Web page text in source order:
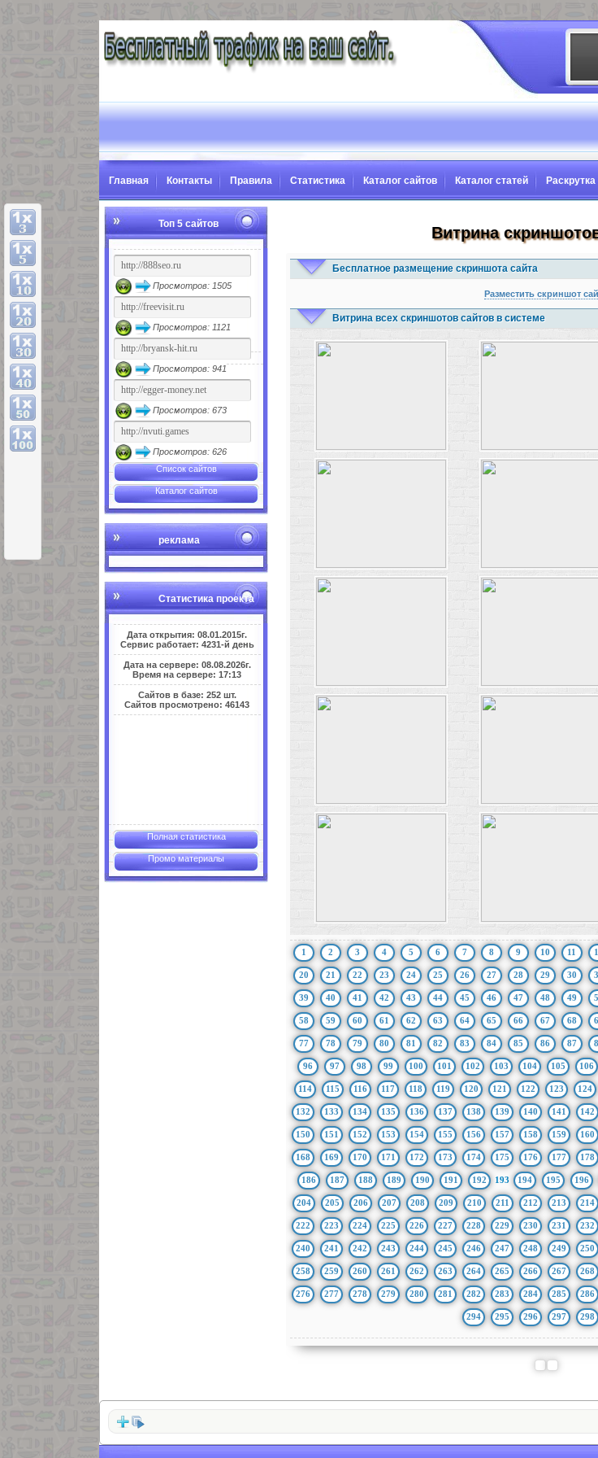
Главная Контакты Правила Статистика Каталог сайтов Каталог статей
Топ 5 сайтов
Просмотров: 1505
Просмотров: 1121
Просмотров: 941
Просмотров: 673
Просмотров: 626
Список сайтов
Каталог сайтов
реклама
Статистика проекта
Дата открытия: 08.01.2015г.
Сервис работает: 4231-й день
Дата на сервере: 08.08.2026г.
Время на сервере: 17:13
Сайтов в базе: 252 шт.
Сайтов просмотрено: 46143
Полная статистика
Промо материалы
Витрина
Бесплатное размещение скриншота сайта
Разместить скриншот
Витрина всех скриншотов сайтов в системе
1 2 3 4 5 6 7 8 9 10 11
20 21 22 23 24 25 26 27 28 29 30
39 40 41 42 43 44 45 46 47 48 49
58 59 60 61 62 63 64 65 66 67 68
77 78 79 80 81 82 83 84 85 86 87
96 97 98 99 100 101 102 103 104 105 106
114 115 116 117 118 119 120 121 122 123 124
132 133 134 135 136 137 138 139 140 141 142
150 151 152 153 154 155 156 157 158 159 160
168 169 170 171 172 173 174 175 176 177 178
186 187 188 189 190 191 192 193 194 195 196
204 205 206 207 208 209 210 211 212 213 214
222 223 224 225 226 227 228 229 230 231 232
240 241 242 243 244 245 246 247 248 249 250
258 259 260 261 262 263 264 265 266 267 268
276 277 278 279 280 281 282 283 284 285 286
294 295 296 297 298